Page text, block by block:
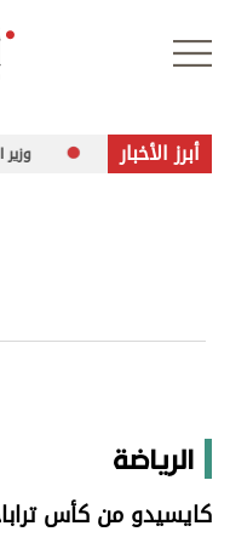
علوم الدار
اقتصاد
الرياضة
أبرز الأخباروزير السياحة والآثار الفلسطيني
الرياضة
كايسيدو من كأس